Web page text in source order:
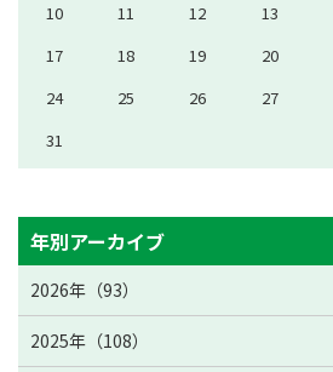
10
11 12 13
17
18 19 20
24
25 26 27
31
年別アーカイブ
2026年（93）
2025年（108）